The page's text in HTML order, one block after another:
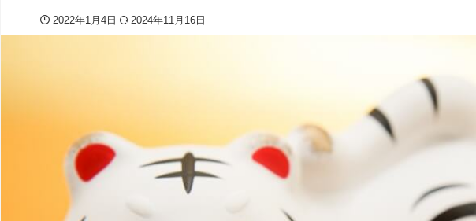
2022年1月4日 2024年11月16日